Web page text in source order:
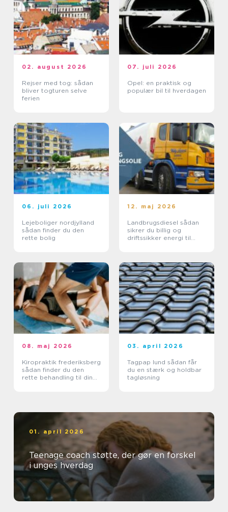
02. august 2026
Rejser med tog: sådan
bliver togturen selve
ferien
07. juli 2026
Opel: en praktisk og
populær bil til hverdagen
06. juli 2026
Lejeboliger nordjylland
sådan finder du den
rette bolig
12. maj 2026
Landbrugsdiesel sådan
sikrer du billig og
driftssikker energi til
08. maj 2026
Kiropraktik frederiksberg
sådan finder du den
rette behandling til din
03. april 2026
Tagpap lund sådan får
du en stærk og holdbar
tagløsning
01. april 2026
Teenage coach støtte, der gør en forskel
i unges hverdag